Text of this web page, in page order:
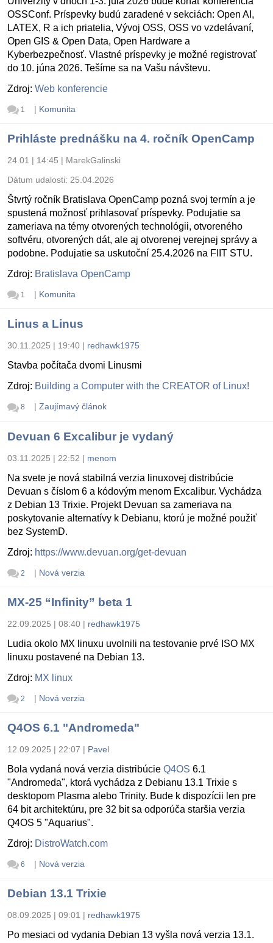
OSSConf. Príspevky budú zaradené v sekciách: Open AI,
LATEX, R a ich priatelia, Vývoj OSS, OSS vo vzdelávaní,
Open GIS & Open Data, Open Hardware a
Kyberbezpečnosť. Vlastné príspevky je možné registrovať
do 10. júna 2026. Tešíme sa na Vašu návštevu.
Zdroj: Web konferencie
1 | Komunita
Prihláste prednášku na 4. ročník OpenCamp
24.01 | 14:45 | MarekGalinski
Dátum udalosti: 25.04.2026
Štvrtý ročník Bratislava OpenCamp pozná svoj termín a je
spustená možnosť prihlasovať príspevky. Podujatie sa
zameriava na témy otvorených technológii, otvoreného
softvéru, otvorených dát, ale aj otvorenej verejnej správy a
podobne. Podujatie sa uskutoční 25.4.2026 na FIIT STU.
Zdroj: Bratislava OpenCamp
1 | Komunita
Linus a Linus
30.11.2025 | 19:40 | redhawk1975
Stavba počítača dvomi Linusmi
Zdroj: Building a Computer with the CREATOR of Linux!
8 | Zaujímavý článok
Devuan 6 Excalibur je vydaný
03.11.2025 | 22:52 | menom
Na svete je nová stabilná verzia linuxovej distribúcie
Devuan s číslom 6 a kódovým menom Excalibur. Vychádza
z Debian 13 Trixie. Projekt Devuan sa zameriava na
poskytovanie alternatívy k Debianu, ktorú je možné použiť
bez SystemD.
Zdroj: https://www.devuan.org/get-devuan
2 | Nová verzia
MX-25 “Infinity” beta 1
22.09.2025 | 08:40 | redhawk1975
Ludia okolo MX linuxu uvolnili na testovanie prvé ISO MX
linuxu postavené na Debian 13.
Zdroj: MX linux
2 | Nová verzia
Q4OS 6.1 "Andromeda"
12.09.2025 | 22:07 | Pavel
Bola vydaná nová verzia distribúcie Q4OS 6.1
"Andromeda", ktorá vychádza z Debianu 13.1 Trixie s
desktopom Plasma alebo Trinity. Bude k dispozícii len pre
64 bit architektúru, pre 32 bit sa odporúča staršia verzia
Q4OS 5 "Aquarius".
Zdroj: DistroWatch.com
6 | Nová verzia
Debian 13.1 Trixie
08.09.2025 | 09:01 | redhawk1975
Po mesiaci od vydania Debian 13 vyšla nová verzia 13.1.